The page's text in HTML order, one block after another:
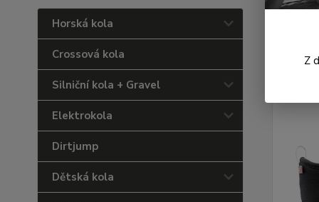
Horská kola
Crossová kola
Silniční kola + Gravel
Elektrokola
Dirtjump
Dětská kola
Z